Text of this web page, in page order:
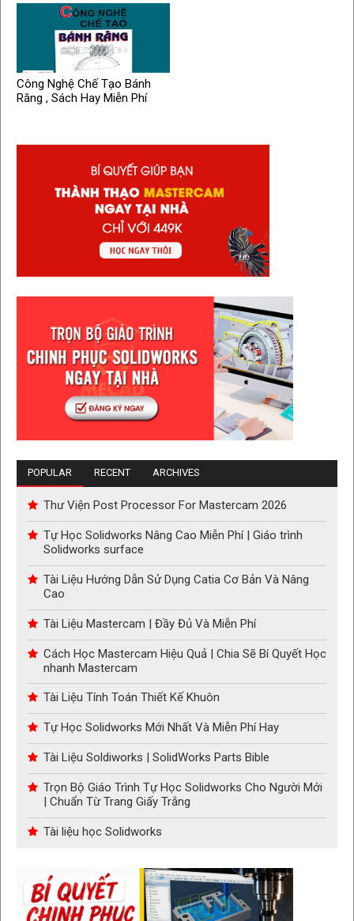
Công Nghệ Chế Tạo Bánh
Răng , Sách Hay Miễn Phí
POPULAR RECENT ARCHIVES
Thư Viện Post Processor For Mastercam 2026
Tự Học Solidworks Nâng Cao Miễn Phí | Giáo trình
Solidworks surface
Tài Liệu Hướng Dẫn Sử Dụng Catia Cơ Bản Và Nâng
Cao
Tài Liệu Mastercam | Đầy Đủ Và Miễn Phí
Cách Học Mastercam Hiệu Quả | Chia Sẽ Bí Quyết Học
nhanh Mastercam
Tài Liệu Tính Toán Thiết Kế Khuôn
Tự Học Solidworks Mới Nhất Và Miễn Phí Hay
Tài Liệu Soldiworks | SolidWorks Parts Bible
Trọn Bộ Giáo Trình Tự Học Solidworks Cho Người Mới
| Chuẩn Từ Trang Giấy Trắng
Tài liệu học Solidworks